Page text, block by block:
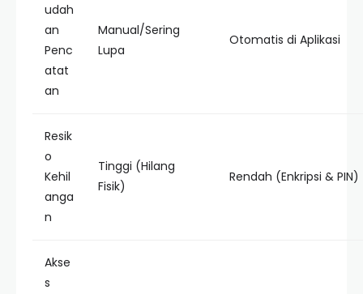
udah
an
Penc
atat
an
Manual/Sering
Lupa
Otomatis di Aplikasi
Resik
o
Kehil
anga
n
Tinggi (Hilang
Fisik)
Rendah (Enkripsi & PIN)
Akse
s